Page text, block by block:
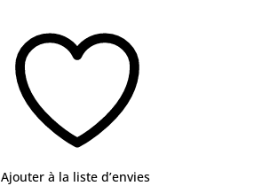
Ajouter à la liste d’envies